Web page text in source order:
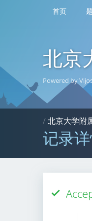
首页
北京
Powered by
/北京大学附
记录